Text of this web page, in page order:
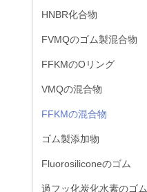
HNBR化合物
FVMQのゴム製混合物
FFKMのOリング
VMQの混合物
FFKMの混合物
ゴム製添加物
Fluorosiliconeのゴム
過フッ化炭化水素のゴム